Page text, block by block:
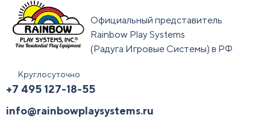
Официальный представитель
Rainbow Play Systems
(Радуга Игровые Системы) в РФ
Круглосуточно
+7 495 127-18-55
info@rainbowplaysystems.ru